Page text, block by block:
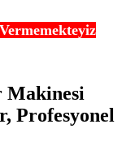
Makinesi
Profesyonel